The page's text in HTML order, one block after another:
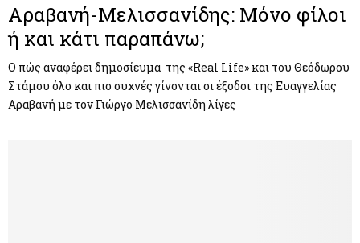
Αραβανή-Μελισσανίδης: Μόνο φίλοι
ή και κάτι παραπάνω;
Ο πώς αναφέρει δημοσίευμα της «Real Life» και του Θεόδωρου
Στάμου όλο και πιο συχνές γίνονται οι έξοδοι της Ευαγγελίας
Αραβανή με τον Γιώργο Μελισσανίδη λίγες